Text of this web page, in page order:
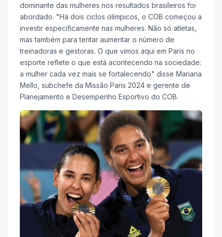
dominante das mulheres nos resultados brasileiros foi
abordado. "Há dois ciclos olímpicos, o COB começou a
investir especificamente nas mulheres. Não só atletas,
mas também para tentar aumentar o número de
treinadoras e gestoras. O que vimos aqui em Paris no
esporte reflete o que está acontecendo na sociedade:
a mulher cada vez mais se fortalecendo" disse Mariana
Mello, subchefe da Missão Paris 2024 e gerente de
Planejamento e Desempenho Esportivo do COB.